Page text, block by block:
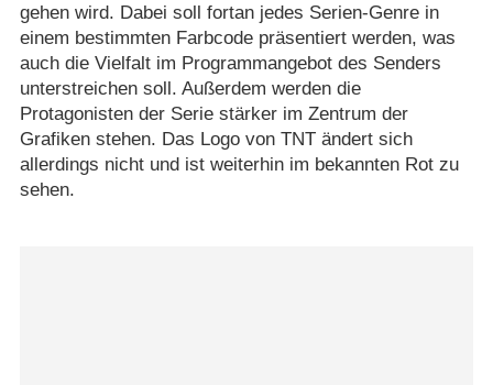
gehen wird. Dabei soll fortan jedes Serien-Genre in
einem bestimmten Farbcode präsentiert werden, was
auch die Vielfalt im Programmangebot des Senders
unterstreichen soll. Außerdem werden die
Protagonisten der Serie stärker im Zentrum der
Grafiken stehen. Das Logo von TNT ändert sich
allerdings nicht und ist weiterhin im bekannten Rot zu
sehen.